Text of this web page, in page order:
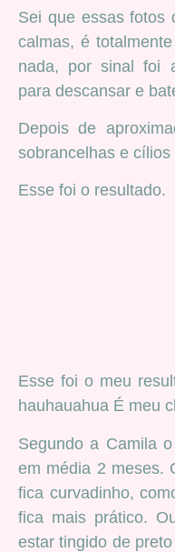
Sei que essas fotos
calmas, é
nada, por sinal foi
para descansar e
Depois de
sobrancelhas e cílios
Esse foi o resultado.
Esse foi o meu
hauhauahua É meu
Segundo a Camila
em média 2 meses.
fica curvadinho,
fica mais prático.
estar tingido de